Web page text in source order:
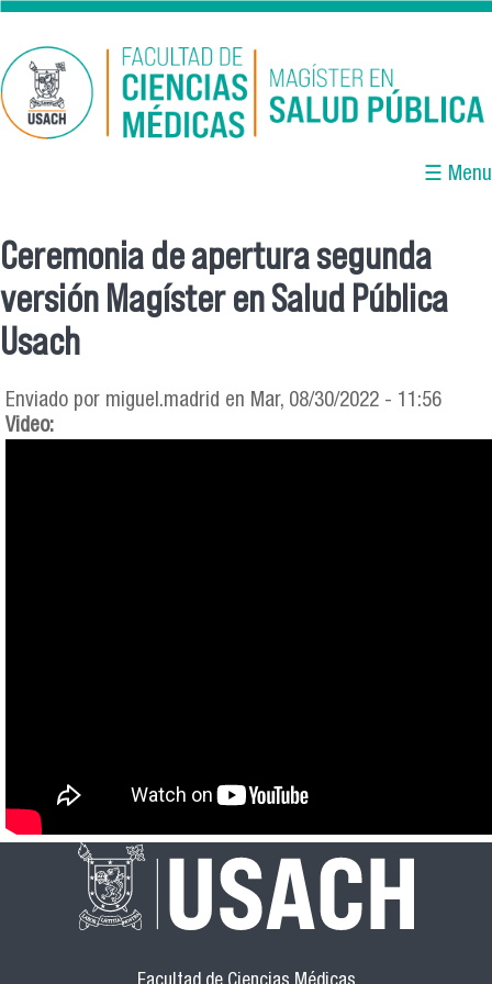
Pasar al contenido principal
☰ Menu
Se encuentra usted aquí
Ceremonia de apertura segunda
versión Magíster en Salud Pública
Usach
Enviado por miguel.madrid en Mar, 08/30/2022 - 11:56
Video: